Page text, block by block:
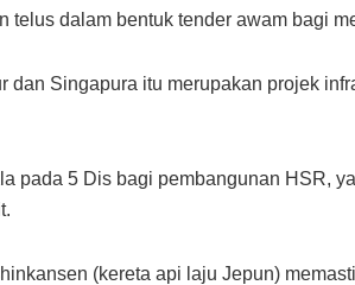
dalam bentuk tender awam bagi
Singapura itu merupakan projek
pada 5 Dis bagi pembangunan HSR,
(kereta api laju Jepun)